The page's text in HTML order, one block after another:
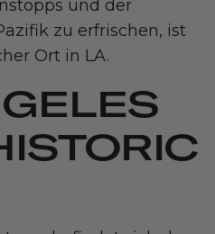
und der
zu erfrischen, ist
Ort in LA.